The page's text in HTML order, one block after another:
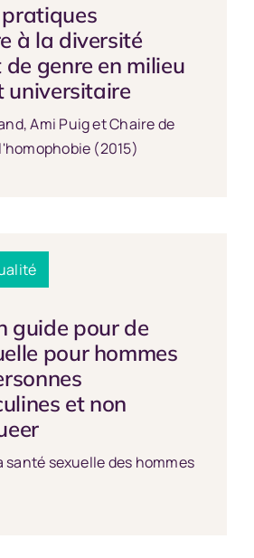
à la diversité
de genre en milieu
universitaire
Ami Puig et Chaire de
(2015)
guide pour de
pour hommes
et non
santé sexuelle des hommes